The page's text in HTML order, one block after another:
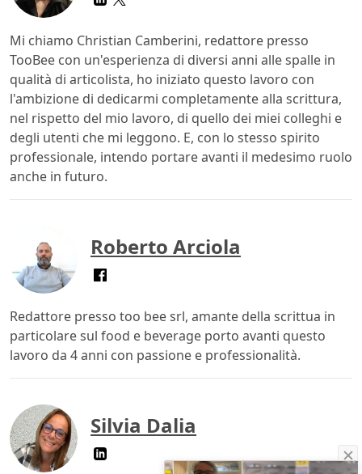
Mi chiamo Christian Camberini, redattore presso
TooBee con un'esperienza di diversi anni alle spalle in
qualità di articolista, ho iniziato questo lavoro con
l'ambizione di dedicarmi completamente alla scrittura,
nel rispetto del mio lavoro, di quello dei miei colleghi e
degli utenti che mi leggono. E, con lo stesso spirito
professionale, intendo portare avanti il medesimo ruolo
anche in futuro.
Roberto Arciola
Redattore presso too bee srl, amante della scrittua in
particolare sul food e beverage porto avanti questo
lavoro da 4 anni con passione e professionalità.
Silvia Dalia